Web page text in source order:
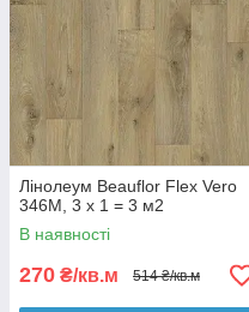
Лінолеум Beauflor Flex Vero
346M, 3 х 1 = 3 м2
В наявності
270 ₴/кв.м 514 ₴/кв.м